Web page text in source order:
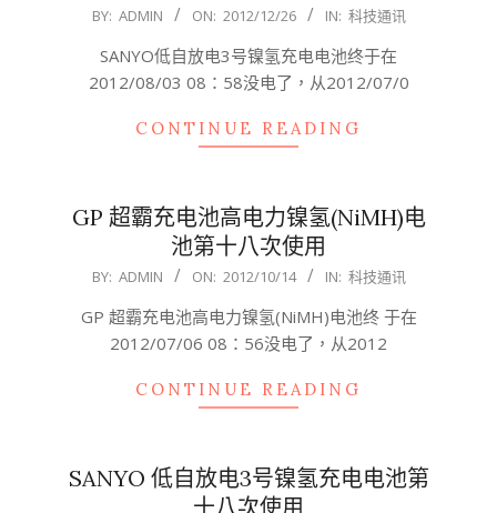
2012-
BY: ADMIN ON: 2012/12/26 IN: 科技通讯
SANYO低自放电3号镍氢充电电池终于在
2012/08/03 08：58没电了，从2012/07/0
CONTINUE READING
GP 超霸充电池高电力镍氢(NiMH)电
池第十八次使用
2012-
14
BY: ADMIN ON: 2012/10/14 IN: 科技通讯
GP 超霸充电池高电力镍氢(NiMH)电池终 于在
2012/07/06 08：56没电了，从2012
CONTINUE READING
SANYO 低自放电3号镍氢充电电池第
十八次使用